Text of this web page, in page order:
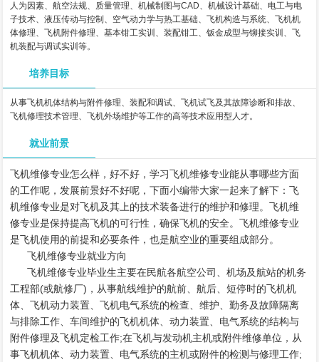
人为因素、航空法规、质量管理、机械制图与CAD、机械设计基础、电工与电
子技术、液压传动与控制、空气动力学与热工基础、飞机构造与系统、飞机机
体修理、飞机附件修理、基本钳工实训、装配钳工、钣金成型与铆接实训、飞
机装配与调试实训等。
培养目标
从事飞机机体结构与附件修理、装配和调试、飞机试飞及其故障诊断和排故、
飞机修理技术管理、飞机外场维护等工作的高等技术应用型人才。
就业前景
飞机维修专业怎么样，好不好，学习飞机维修专业能从事哪些方面
的工作呢，发展前景好不好呢，下面小编带大家一起来了解下：飞
机维修专业是对飞机及其上的技术装备进行的维护和修理。飞机维
修专业是保持提高飞机的可行性，确保飞机的安全。飞机维修专业
是飞机使用的前提和必要条件，也是航空业的重要组成部分。
飞机维修专业就业方向
飞机维修专业毕业生主要在民航各航空公司、机场及航站的机务
工程部(或航修厂)，从事航线维护的航前、航后、短停时的飞机机
体、飞机动力装置、飞机电气系统的检查、维护、勤务及故障隔离
与排除工作、车间维护的飞机机体、动力装置、电气系统的结构与
附件修理及飞机定检工作;在飞机与发动机主机或附件维修单位，从
事飞机机体、动力装置、电气系统的主机或附件的检测与修理工作;